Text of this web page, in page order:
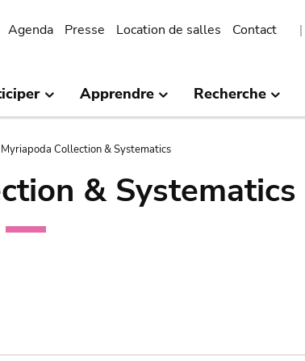
Agenda Presse Location de salles Contact
Apprendre Recherche
Myriapoda Collection & Systematics
& Systematics